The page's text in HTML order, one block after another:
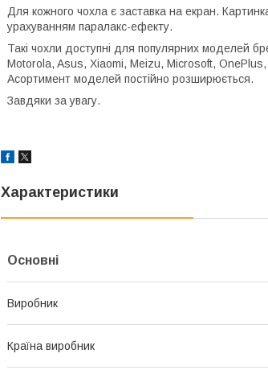
Для кожного чохла є заставка на екран.
урахуванням паралакс-ефекту.
Такі чохли доступні для популярних моделей
Motorola, Asus, Xiaomi, Meizu, Microsoft,
Асортимент моделей постійно розширюється.
Завдяки за увагу.
Характеристики
Основні
Виробник
Країна виробник